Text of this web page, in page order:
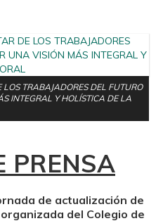
LOS TRABAJADORES DEL FUTURO
INTEGRAL Y HOLÍSTICA DE LA
PRENSA
de actualización de
del Colegio de